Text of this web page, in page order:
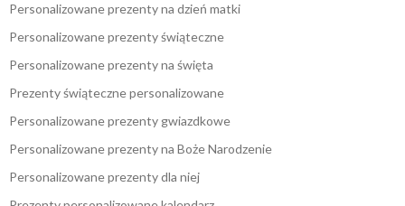
Personalizowane prezenty na dzień matki
Personalizowane prezenty świąteczne
Personalizowane prezenty na święta
Prezenty świąteczne personalizowane
Personalizowane prezenty gwiazdkowe
Personalizowane prezenty na Boże Narodzenie
Personalizowane prezenty dla niej